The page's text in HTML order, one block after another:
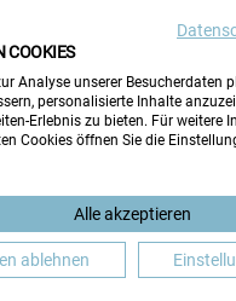
ORIENTIERUNG
COOKIES
Analyse unserer Besucherdaten
personalisierte Inhalte
Erlebnis zu bieten. Für weitere
Cookies öffnen Sie die
Alle akzeptieren
ablehnen